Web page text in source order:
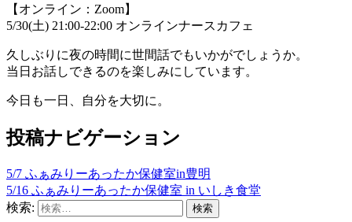
​【オンライン：Zoom】
​5/30(土) 21:00-22:00 オンラインナースカフェ
久しぶりに夜の時間に世間話でもいかがでしょうか。
当日お話しできるのを楽しみにしています。
​今日も一日、自分を大切に。
投稿ナビゲーション
5/7 ふぁみりーあったか保健室in豊明
5/16 ふぁみりーあったか保健室 in いしき食堂
検索: